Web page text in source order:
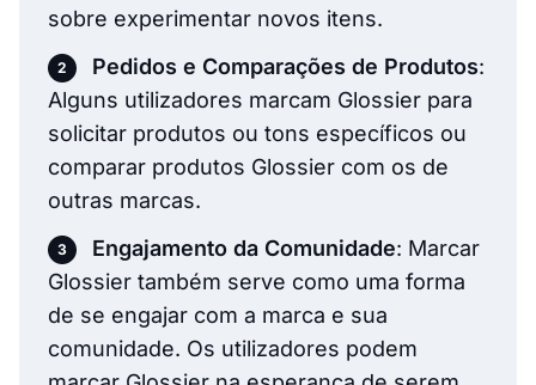
sobre experimentar novos itens.
Pedidos e Comparações de Produtos:
Alguns utilizadores marcam Glossier para
solicitar produtos ou tons específicos ou
comparar produtos Glossier com os de
outras marcas.
Engajamento da Comunidade: Marcar
Glossier também serve como uma forma
de se engajar com a marca e sua
comunidade. Os utilizadores podem